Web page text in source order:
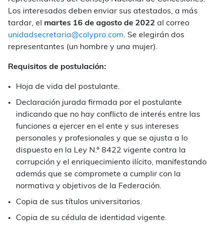
Los interesados deben enviar sus atestados, a más
tardar, el martes 16 de agosto de 2022 al correo
unidadsecretaria@colypro.com. Se elegirán dos
representantes (un hombre y una mujer).
Requisitos de postulación:
Hoja de vida del postulante.
Declaración jurada firmada por el postulante
indicando que no hay conflicto de interés entre las
funciones a ejercer en el ente y sus intereses
personales y profesionales y que se ajusta a lo
dispuesto en la Ley N.º 8422 vigente contra la
corrupción y el enriquecimiento ilícito, manifestando
además que se compromete a cumplir con la
normativa y objetivos de la Federación.
Copia de sus títulos universitarios.
Copia de su cédula de identidad vigente.